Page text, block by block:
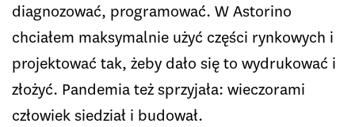
diagnozować, programować. W Astorino
chciałem maksymalnie użyć części rynkowych i
projektować tak, żeby dało się to wydrukować i
złożyć. Pandemia też sprzyjała: wieczorami
człowiek siedział i budował.